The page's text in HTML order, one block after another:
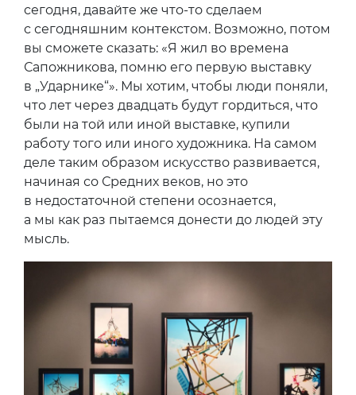
сегодня, давайте же что-то сделаем
с сегодняшним контекстом. Возможно, потом
вы сможете сказать: «Я жил во времена
Сапожникова, помню его первую выставку
в „Ударнике“». Мы хотим, чтобы люди поняли,
что лет через двадцать будут гордиться, что
были на той или иной выставке, купили
работу того или иного художника. На самом
деле таким образом искусство развивается,
начиная со Средних веков, но это
в недостаточной степени осознается,
а мы как раз пытаемся донести до людей эту
мысль.